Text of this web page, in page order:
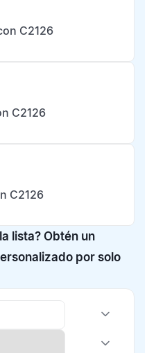
C2126
C2126
C2126
lista? Obtén un
por solo